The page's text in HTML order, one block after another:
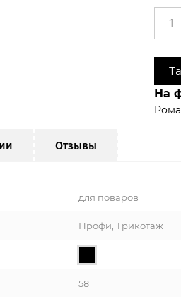
На
Отзывы
для поваров
Профи, Трикотаж
58